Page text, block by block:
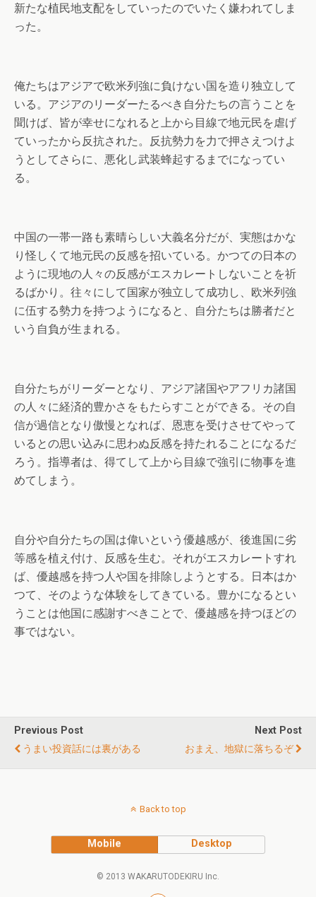
新たな植民地支配をしていったのでいたく嫌われてしま
った。
俺たちはアジアで欧米列強に負けない国を造り独立して
いる。アジアのリーダーたるべき自分たちの言うことを
聞けば、皆が幸せになれると上から目線で地元民を虐げ
ていったから反抗された。反抗勢力を力で押さえつけよ
うとしてさらに、悪化し武装蜂起するまでになってい
る。
中国の一帯一路も素晴らしい大義名分だが、実態はかな
り怪しくて地元民の反感を招いている。かつての日本の
ように現地の人々の反感がエスカレートしないことを祈
るばかり。往々にして国家が独立して成功し、欧米列強
に伍する勢力を持つようになると、自分たちは勝者だと
いう自負が生まれる。
自分たちがリーダーとなり、アジア諸国やアフリカ諸国
の人々に経済的豊かさをもたらすことができる。その自
信が過信となり傲慢となれば、恩恵を受けさせてやって
いるとの思い込みに思わぬ反感を持たれることになるだ
ろう。指導者は、得てして上から目線で強引に物事を進
めてしまう。
自分や自分たちの国は偉いという優越感が、後進国に劣
等感を植え付け、反感を生む。それがエスカレートすれ
ば、優越感を持つ人や国を排除しようとする。日本はか
つて、そのような体験をしてきている。豊かになるとい
うことは他国に感謝すべきことで、優越感を持つほどの
事ではない。
Previous Post
うまい投資話には裏がある
Next Post
おまえ、地獄に落ちるぞ
Back to top
Mobile Desktop
© 2013 WAKARUTODEKIRU Inc.